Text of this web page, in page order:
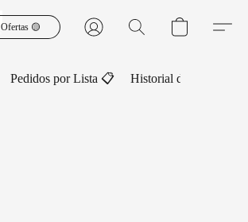
Ofertas 🟡
Pedidos por Lista 📋 Historial de Pedidos